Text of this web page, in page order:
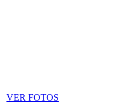
VER FOTOS